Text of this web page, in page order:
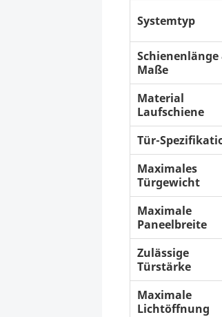
Systemtyp
Schienenlänge
Maße
Material
Laufschiene
Tür-
Maximales
Türgewicht
Maximale
Paneelbreite
Zulässige
Türstärke
Maximale
Lichtöffnung